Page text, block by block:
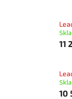
11
10